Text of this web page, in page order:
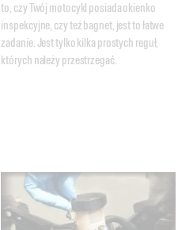
to, czy Twój motocykl posiada okienko
inspekcyjne, czy też bagnet, jest to łatwe
zadanie. Jest tylko kilka prostych reguł,
których należy przestrzegać.